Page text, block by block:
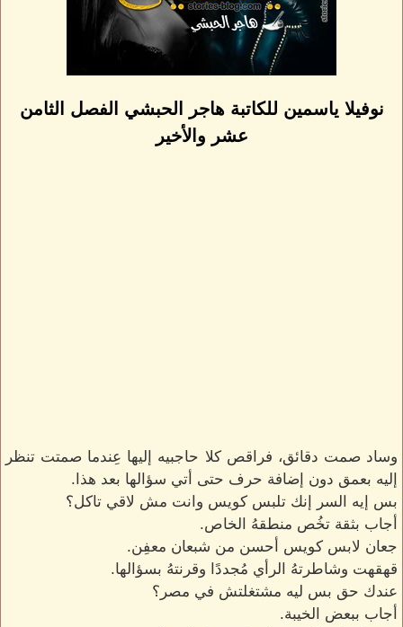
نوفيلا ياسمين للكاتبة هاجر الحبشي الفصل الثامن
عشر والأخير
وساد صمت دقائق، فراقص كلا حاجبيه إليها عِندما صمتت تنظر
إليه بعمق دون إضافة حرف حتى أتي سؤالها بعد هذا.
بس إيه السر إنك تلبس كويس وانت مش لاقي تاكل؟
أجاب بثقة تخُص منطقهُ الخاص.
جعان لابس كويس أحسن من شبعان معفِن.
قهقهت وشاطرتهُ الرأي مُجددًا وقرنتهُ بسؤالها.
عندك حق بس ليه مشتغلتش في مصر؟
أجاب ببعض الخيبة.